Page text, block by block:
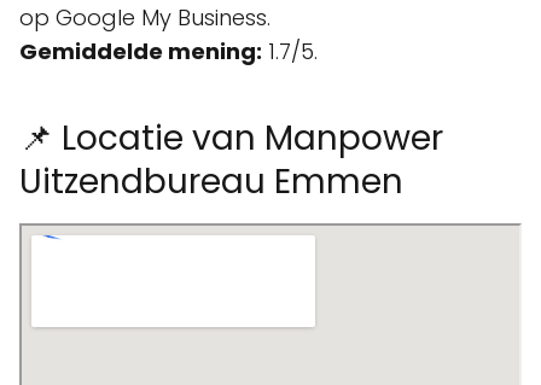
op Google My Business.
Gemiddelde mening: 1.7/5.
📌 Locatie van Manpower
Uitzendbureau Emmen